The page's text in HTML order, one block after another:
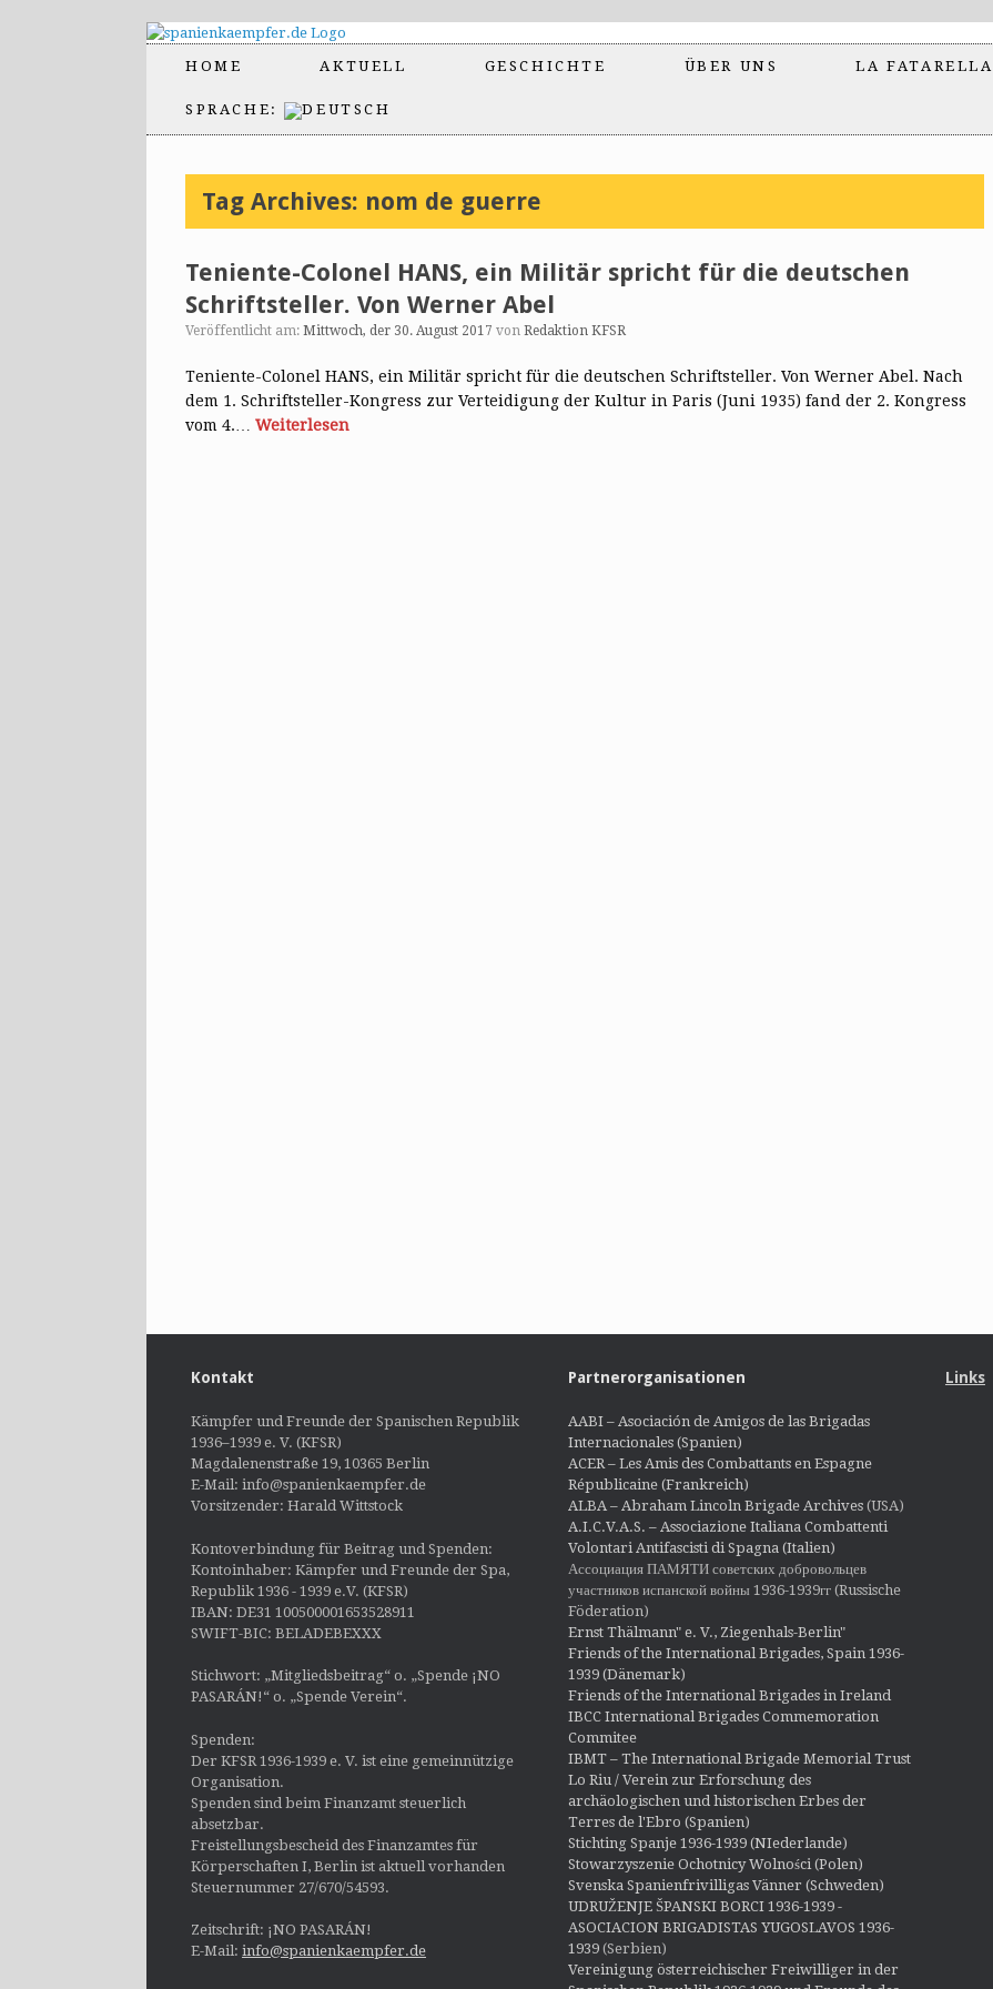
HOME AKTUELL GESCHICHTE ÜBER UNS LA FATARELLA
SPRACHE:
Tag Archives: nom de guerre
Teniente-Colonel HANS, ein Militär spricht für die deutschen
Schriftsteller. Von Werner Abel
Veröffentlicht am: Mittwoch, der 30. August 2017 von Redaktion KFSR
Teniente-Colonel HANS, ein Militär spricht für die deutschen Schriftsteller. Von Werner Abel. Nach
dem 1. Schriftsteller-Kongress zur Verteidigung der Kultur in Paris (Juni 1935) fand der 2. Kongress
vom 4.… Weiterlesen
Kontakt
Kämpfer und Freunde der Spanischen Republik
1936–1939 e. V. (KFSR)
Magdalenenstraße 19, 10365 Berlin
E-Mail: info@spanienkaempfer.de
Vorsitzender: Harald Wittstock
Kontoverbindung für Beitrag und Spenden:
Kontoinhaber: Kämpfer und Freunde der Spa,
Republik 1936 - 1939 e.V. (KFSR)
IBAN: DE31 100500001653528911
SWIFT-BIC: BELADEBEXXX
Stichwort: „Mitgliedsbeitrag“ o. „Spende ¡NO
PASARÁN!“ o. „Spende Verein“.
Spenden:
Der KFSR 1936-1939 e. V. ist eine gemeinnützige
Organisation.
Spenden sind beim Finanzamt steuerlich
absetzbar.
Freistellungsbescheid des Finanzamtes für
Körperschaften I, Berlin ist aktuell vorhanden
Steuernummer 27/670/54593.
Zeitschrift: ¡NO PASARÁN!
E-Mail: info@spanienkaempfer.de
Partnerorganisationen
AABI – Asociación de Amigos de las Brigadas
Internacionales (Spanien)
ACER – Les Amis des Combattants en Espagne
Républicaine (Frankreich)
ALBA – Abraham Lincoln Brigade Archives(USA)
A.I.C.V.A.S. – Associazione Italiana Combattenti
Volontari Antifascisti di Spagna (Italien)
Ассоциация ПАМЯТИ советских добровольцев
участников испанской войны 1936-1939гг (Russische
Föderation)
Ernst Thälmann" e. V., Ziegenhals-Berlin"
Friends of the International Brigades, Spain 1936-
1939 (Dänemark)
Friends of the International Brigades in Ireland
IBCC International Brigades Commemoration
Commitee
IBMT – The International Brigade Memorial Trust
Lo Riu / Verein zur Erforschung des
archäologischen und historischen Erbes der
Terres de l'Ebro (Spanien)
Stichting Spanje 1936-1939 (NIederlande)
Stowarzyszenie Ochotnicy Wolności (Polen)
Svenska Spanienfrivilligas Vänner (Schweden)
UDRUŽENJE ŠPANSKI BORCI 1936-1939 -
ASOCIACION BRIGADISTAS YUGOSLAVOS 1936-
1939(Serbien)
Vereinigung österreichischer Freiwilliger in der
Links